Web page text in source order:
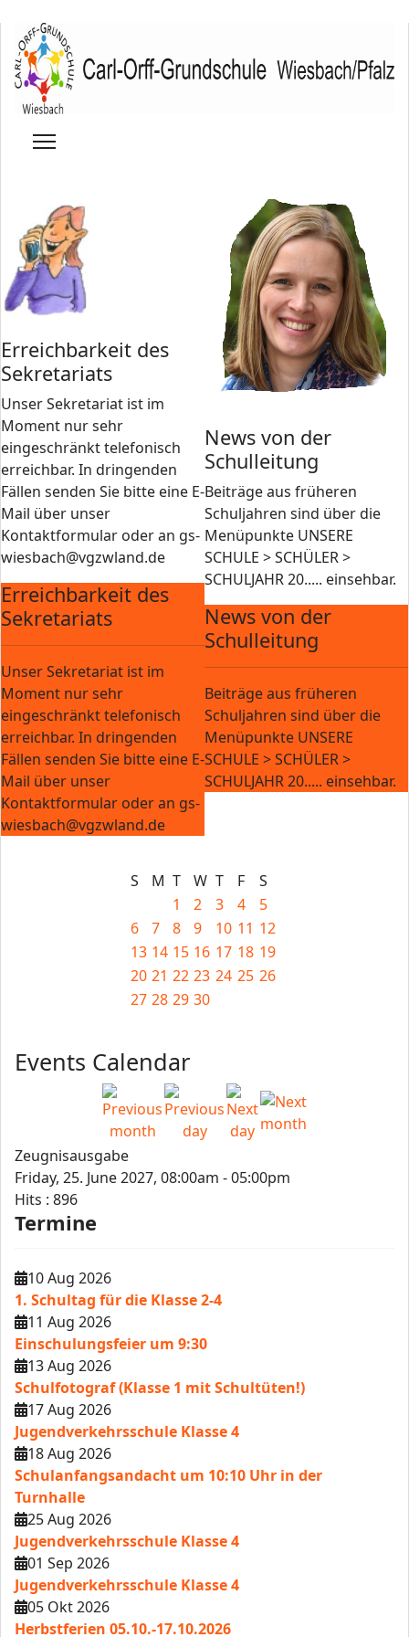
Erreichbarkeit des
Sekretariats
Unser Sekretariat ist im
Moment nur sehr
eingeschränkt telefonisch
erreichbar. In dringenden
Fällen senden Sie bitte eine E-
Mail über unser
Kontaktformular oder an gs-
wiesbach@vgzwland.de
Erreichbarkeit des
Sekretariats
Unser Sekretariat ist im
Moment nur sehr
eingeschränkt telefonisch
erreichbar. In dringenden
Fällen senden Sie bitte eine E-
Mail über unser
Kontaktformular oder an gs-
wiesbach@vgzwland.de
News von der
Schulleitung
Beiträge aus früheren
Schuljahren sind über die
Menüpunkte UNSERE
SCHULE > SCHÜLER >
SCHULJAHR 20..... einsehbar.
News von der
Schulleitung
Beiträge aus früheren
Schuljahren sind über die
Menüpunkte UNSERE
SCHULE > SCHÜLER >
SCHULJAHR 20..... einsehbar.
S M T W T F
S
1
2 3 4
5
6
7 8 9 10 11 12
13 14 15 16 17 18 19
20 21 22 23 24 25 26
27 28 29 30
Events Calendar
Zeugnisausgabe
Friday, 25. June 2027, 08:00am - 05:00pm
Hits : 896
Termine
10 Aug 2026
1. Schultag für die Klasse 2-4
11 Aug 2026
Einschulungsfeier um 9:30
13 Aug 2026
Schulfotograf (Klasse 1 mit Schultüten!)
17 Aug 2026
Jugendverkehrsschule Klasse 4
18 Aug 2026
Schulanfangsandacht um 10:10 Uhr in der
Turnhalle
25 Aug 2026
Jugendverkehrsschule Klasse 4
01 Sep 2026
Jugendverkehrsschule Klasse 4
05 Okt 2026
Herbstferien 05.10.-17.10.2026